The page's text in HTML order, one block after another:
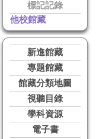
標記記錄
他校館藏
新進館藏
專題館藏
館藏分類地圖
視聽目錄
學科資源
電子書